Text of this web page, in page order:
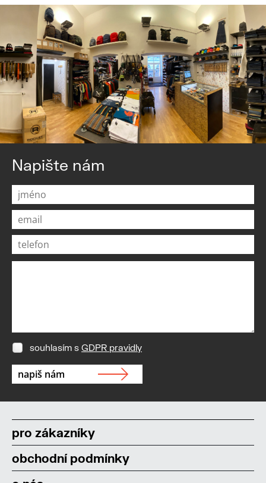
Napište nám
souhlasím s GDPR pravidly
pro zákazníky
obchodní podmínky